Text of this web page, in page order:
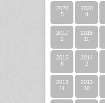
2020
5
2020
4
2017
2
2015
11
2015
8
2014
2
2013
11
2013
10